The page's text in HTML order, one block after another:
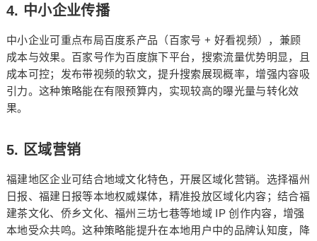
4. 中小企业传播
中小企业可重点布局百度系产品（百家号 + 好看视频），兼顾
成本与效果。百家号作为百度旗下平台，搜索流量优势明显，且
成本可控；发布带视频的软文，提升搜索展现概率，增强内容吸
引力。这种策略能在有限预算内，实现较高的曝光量与转化效
果。
5. 区域营销
福建地区企业可结合地域文化特色，开展区域化营销。选择福州
日报、福建日报等本地权威媒体，精准投放区域化内容；结合福
建茶文化、侨乡文化、福州三坊七巷等地域 IP创作内容，增强
本地受众共鸣。这种策略能提升在本地用户中的品牌认知度，降